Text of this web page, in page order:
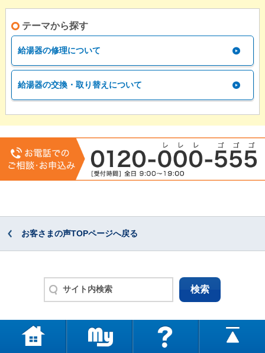
テーマから探す
給湯器の修理について
給湯器の交換・取り替えについて
お客さまの声TOPページへ戻る